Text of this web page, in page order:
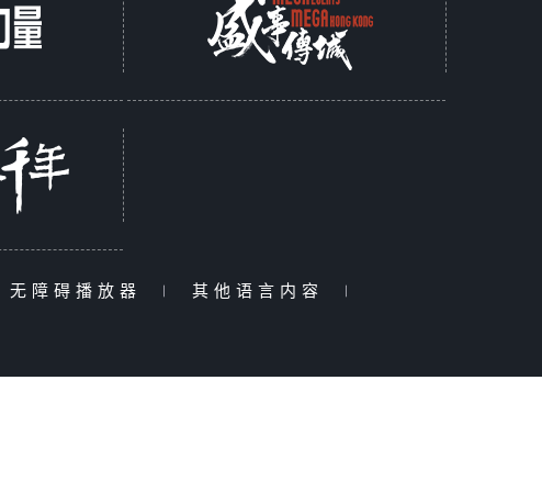
无障碍播放器 | 其他语言内容 |